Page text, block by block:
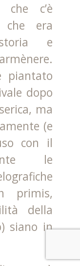
che c’è
era
e
piantato
dopo
ma
(e
con il
le
primis,
della
siano in